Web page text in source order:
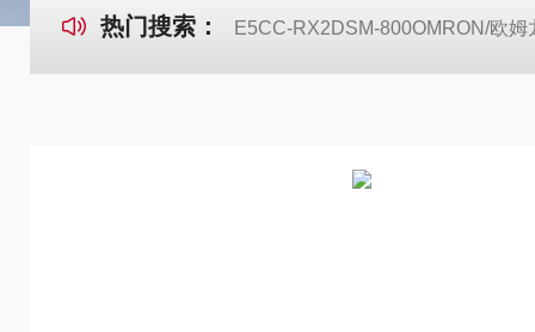
热门搜索： E5CC-RX2DSM-800OMRON/欧